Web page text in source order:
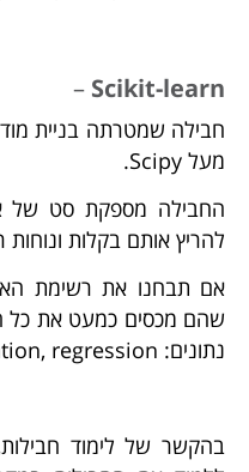
Scikit-learn
–
חבילה שמטרתה בניית
מעל Scipy.
החבילה מספקת סט של
להריץ אותם בקלות ונוחות
אם תבחנו את רשימת
שהם מכסים כמעט את כל
נתונים: clustering, classification, regression.
בהקשר של לימוד